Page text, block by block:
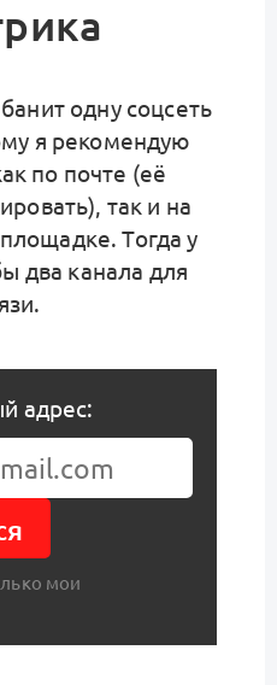
одну соцсеть
я рекомендую
по почте (её
так и на
Тогда у
два канала для
адрес:
мои